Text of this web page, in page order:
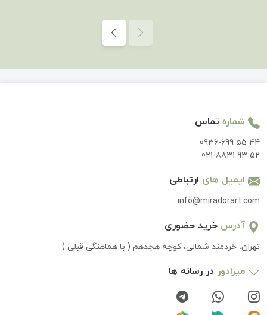
شماره تماس
0936-699 55 44
021-8831 93 52
ایمیل های ارتباطی
info@miradorart.com
آدرس خرید حضوری
تهران، خردمند شمالی، کوچه هجدهم ( با هماهنگی قبلی )
میرادور در رسانه ها